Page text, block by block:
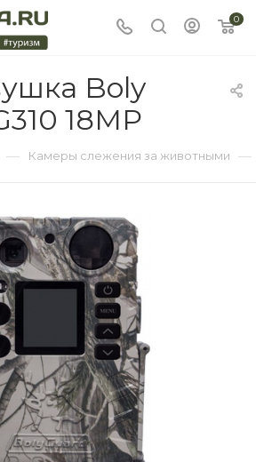
0
Boly
18MP
— Камеры слежения за животными —